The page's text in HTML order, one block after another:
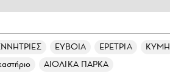
ΕΥΒΟΙΑ ΕΡΕΤΡΙΑ
ΚΥΜΗ
ΑΙΟΛΙΚΑ ΠΑΡΚΑ